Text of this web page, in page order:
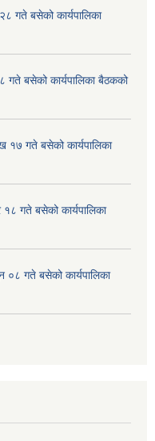
गते बसेको कार्यपालिका
गते बसेको कार्यपालिका बैठकको
१७ गते बसेको कार्यपालिका
१८ गते बसेको कार्यपालिका
०८ गते बसेको कार्यपालिका